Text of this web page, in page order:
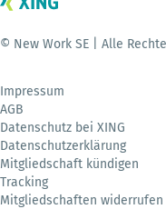
© New Work SE | Alle
Impressum
AGB
Datenschutz bei XING
Datenschutzerklärung
Mitgliedschaft kündigen
Tracking
Mitgliedschaften widerrufen